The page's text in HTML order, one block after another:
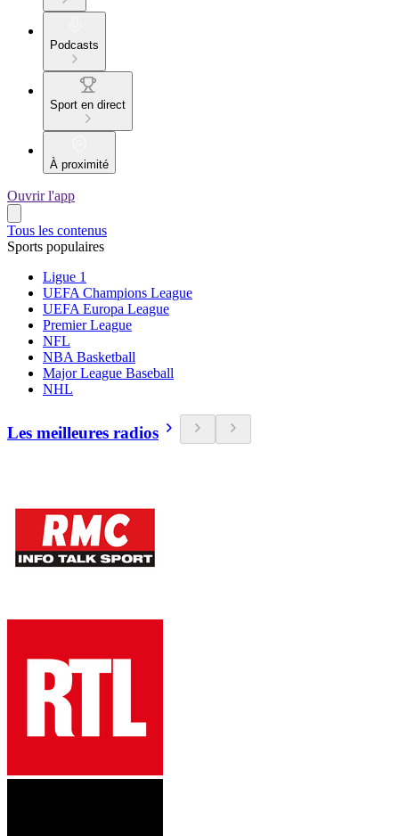
Podcasts
Sport en direct
À proximité
Ouvrir l'app
Tous les contenus
Sports populaires
Ligue 1
UEFA Champions League
UEFA Europa League
Premier League
NFL
NBA Basketball
Major League Baseball
NHL
Les meilleures radios